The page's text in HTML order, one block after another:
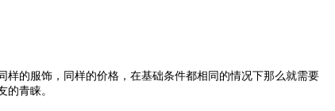
的服饰，同样的价格，在基础条件都相同的情况下那么就需要
青睐。